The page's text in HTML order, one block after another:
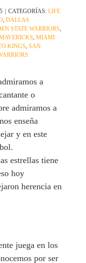
CATEGORÍAS:LIFE
,DALLAS
STATE WARRIORS,
,MIAMI
KINGS,SAN
a
o
admiramos a
enseña
y en este
estrellas tiene
hoy
herencia en
juega en los
por ser